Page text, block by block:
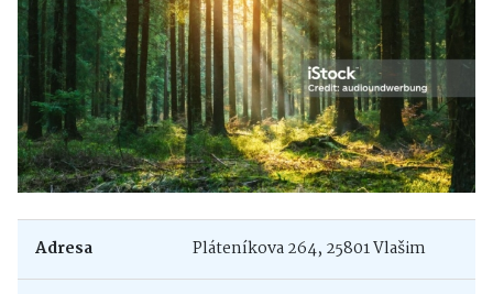
Adresa Pláteníkova 264, 25801 Vlašim